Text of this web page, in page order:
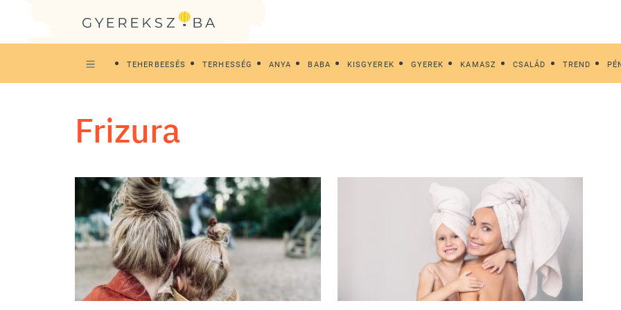
TEHERBEESÉS TERHESSÉG ANYA BABA KISGYEREK GYEREK KAMASZ CSALÁD TREND
frizura